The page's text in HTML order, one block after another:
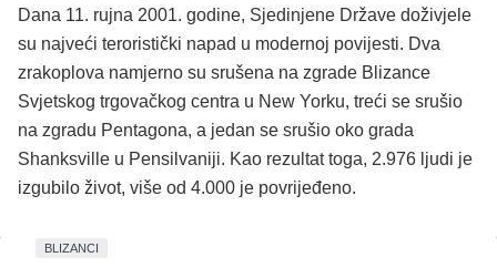
Dana 11. rujna 2001. godine, Sjedinjene Države doživjele
su najveći teroristički napad u modernoj povijesti. Dva
zrakoplova namjerno su srušena na zgrade Blizance
Svjetskog trgovačkog centra u New Yorku, treći se srušio
na zgradu Pentagona, a jedan se srušio oko grada
Shanksville u Pensilvaniji. Kao rezultat toga, 2.976 ljudi je
izgubilo život, više od 4.000 je povrijeđeno.
BLIZANCI